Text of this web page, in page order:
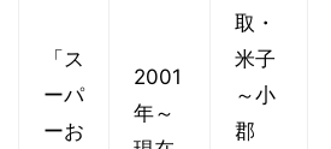
「ス
ーパ
ーお
2001
年～
取・
米子
～小
郡